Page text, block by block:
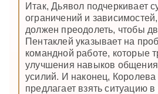
Итак, Дьявол подчеркивает
ограничений и
должен преодолеть, чтобы
Пентаклей указывает на
командной работе, которые
улучшения навыков
усилий. И наконец,
предлагает взять ситуацию в